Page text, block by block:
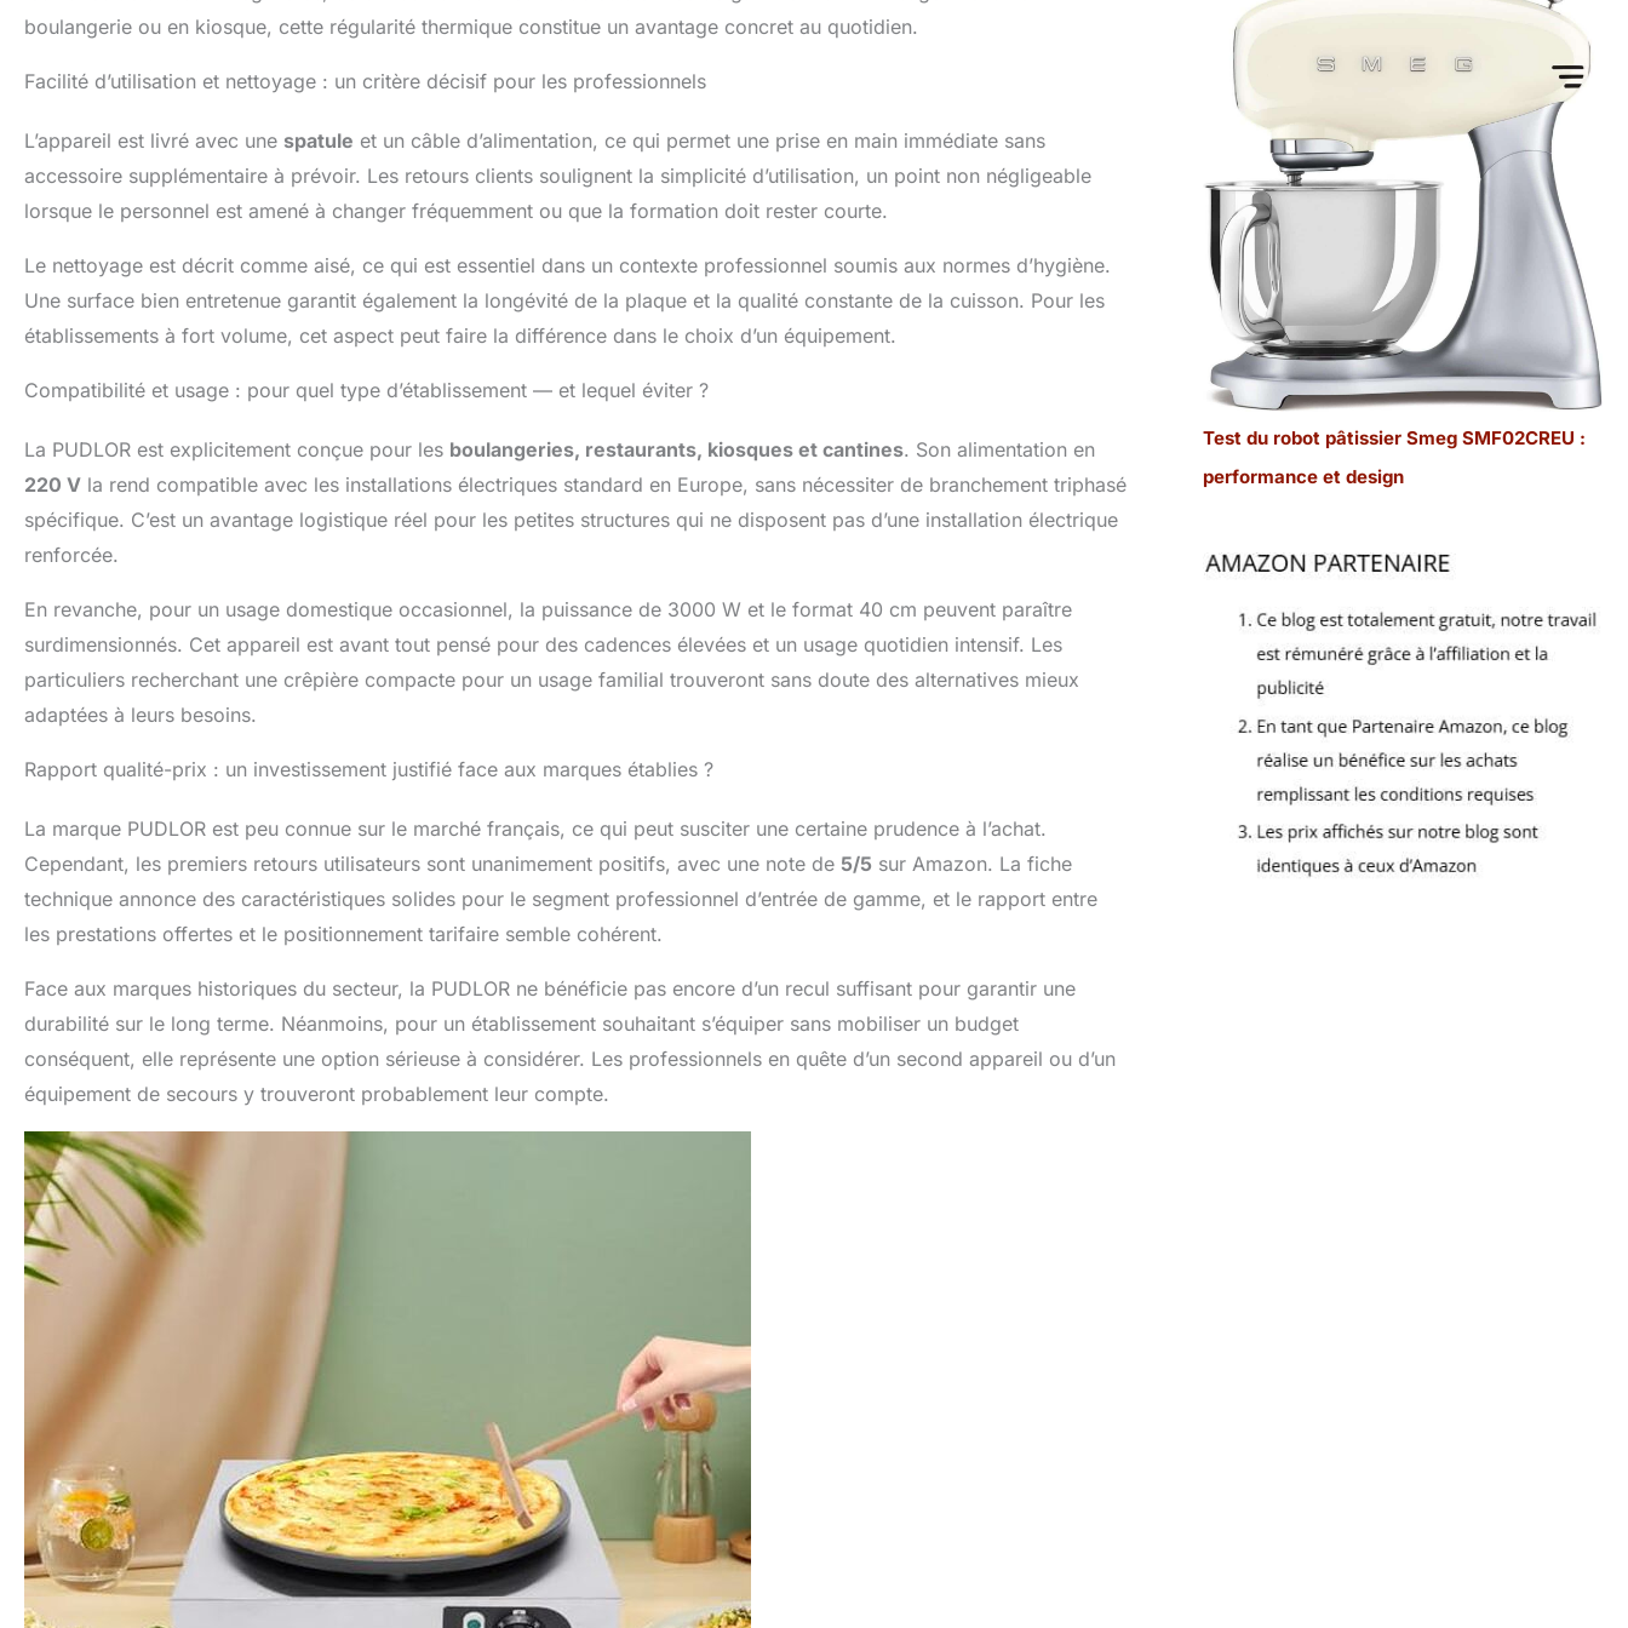
boulangerie ou en kiosque, cette régularité thermique constitue un avantage concret au quotidien.
Facilité d’utilisation et nettoyage : un critère décisif pour les professionnels
L’appareil est livré avec une spatule et un câble d’alimentation, ce qui permet une prise en main immédiate sans
accessoire supplémentaire à prévoir. Les retours clients soulignent la simplicité d’utilisation, un point non négligeable
lorsque le personnel est amené à changer fréquemment ou que la formation doit rester courte.
Le nettoyage est décrit comme aisé, ce qui est essentiel dans un contexte professionnel soumis aux normes d’hygiène.
Une surface bien entretenue garantit également la longévité de la plaque et la qualité constante de la cuisson. Pour les
établissements à fort volume, cet aspect peut faire la différence dans le choix d’un équipement.
Compatibilité et usage : pour quel type d’établissement — et lequel éviter ?
La PUDLOR est explicitement conçue pour les boulangeries, restaurants, kiosques et cantines. Son alimentation en
220 V la rend compatible avec les installations électriques standard en Europe, sans nécessiter de branchement triphasé
spécifique. C’est un avantage logistique réel pour les petites structures qui ne disposent pas d’une installation électrique
renforcée.
En revanche, pour un usage domestique occasionnel, la puissance de 3000 W et le format 40 cm peuvent paraître
surdimensionnés. Cet appareil est avant tout pensé pour des cadences élevées et un usage quotidien intensif. Les
particuliers recherchant une crêpière compacte pour un usage familial trouveront sans doute des alternatives mieux
adaptées à leurs besoins.
Rapport qualité-prix : un investissement justifié face aux marques établies ?
La marque PUDLOR est peu connue sur le marché français, ce qui peut susciter une certaine prudence à l’achat.
Cependant, les premiers retours utilisateurs sont unanimement positifs, avec une note de 5/5 sur Amazon. La fiche
technique annonce des caractéristiques solides pour le segment professionnel d’entrée de gamme, et le rapport entre
les prestations offertes et le positionnement tarifaire semble cohérent.
Face aux marques historiques du secteur, la PUDLOR ne bénéficie pas encore d’un recul suffisant pour garantir une
durabilité sur le long terme. Néanmoins, pour un établissement souhaitant s’équiper sans mobiliser un budget
conséquent, elle représente une option sérieuse à considérer. Les professionnels en quête d’un second appareil ou d’un
équipement de secours y trouveront probablement leur compte.
Test du robot pâtissier Smeg SMF02CREU :
performance et design